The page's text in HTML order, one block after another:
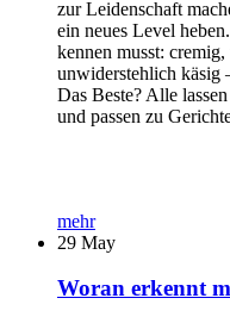
zur Leidenschaft
ein neues Level
kennen musst:
unwiderstehlich käsig
Das Beste? Alle
und passen zu
mehr
29 May
Woran erkennt